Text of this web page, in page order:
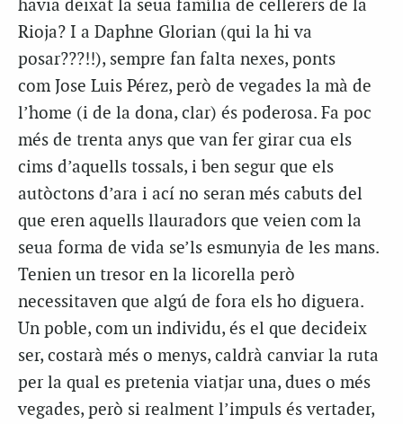
havia deixat la seua família de cellerers de la
Rioja? I a Daphne Glorian (qui la hi va
posar???!!), sempre fan falta nexes, ponts
com Jose Luis Pérez, però de vegades la mà de
l’home (i de la dona, clar) és poderosa. Fa poc
més de trenta anys que van fer girar cua els
cims d’aquells tossals, i ben segur que els
autòctons d’ara i ací no seran més cabuts del
que eren aquells llauradors que veien com la
seua forma de vida se’ls esmunyia de les mans.
Tenien un tresor en la licorella però
necessitaven que algú de fora els ho diguera.
Un poble, com un individu, és el que decideix
ser, costarà més o menys, caldrà canviar la ruta
per la qual es pretenia viatjar una, dues o més
vegades, però si realment l’impuls és vertader,